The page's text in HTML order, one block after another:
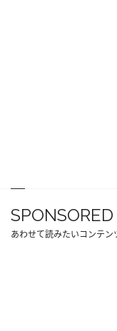
SPONSORED
あわせて読みたいコンテン